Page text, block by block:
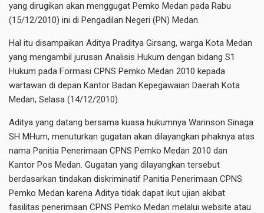
yang dirugikan akan menggugat Pemko Medan pada Rabu
(15/12/2010) ini di Pengadilan Negeri (PN) Medan.
Hal itu disampaikan Aditya Praditya Girsang, warga Kota Medan
yang mengambil jurusan Analisis Hukum dengan bidang S1
Hukum pada Formasi CPNS Pemko Medan 2010 kepada
wartawan di depan Kantor Badan Kepegawaian Daerah Kota
Medan, Selasa (14/12/2010).
Aditya yang datang bersama kuasa hukumnya Warinson Sinaga
SH MHum, menuturkan gugatan akan dilayangkan pihaknya atas
nama Panitia Penerimaan CPNS Pemko Medan 2010 dan
Kantor Pos Medan. Gugatan yang dilayangkan tersebut
berdasarkan tindakan diskriminatif Panitia Penerimaan CPNS
Pemko Medan karena Aditya tidak dapat ikut ujian akibat
fasilitas penerimaan CPNS Pemko Medan melalui website atau